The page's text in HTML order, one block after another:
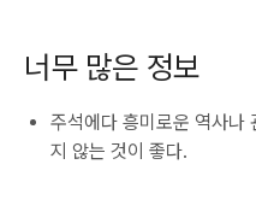
너무 많은 정보
주석에다 흥미로운 역사나
지 않는 것이 좋다.